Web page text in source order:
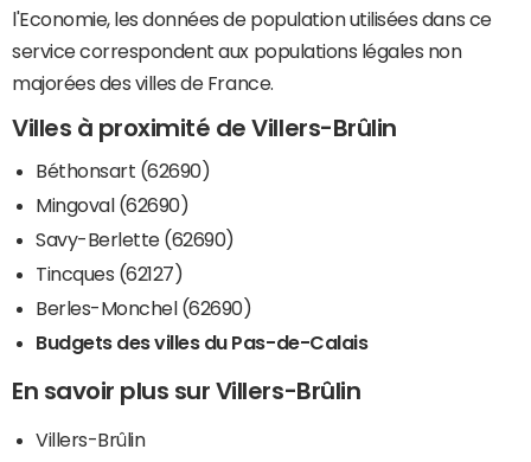
l'Economie, les données de population utilisées dans ce
service correspondent aux populations légales non
majorées des villes de France.
Villes à proximité de Villers-Brûlin
Béthonsart (62690)
Mingoval (62690)
Savy-Berlette (62690)
Tincques (62127)
Berles-Monchel (62690)
Budgets des villes du Pas-de-Calais
En savoir plus sur Villers-Brûlin
Villers-Brûlin